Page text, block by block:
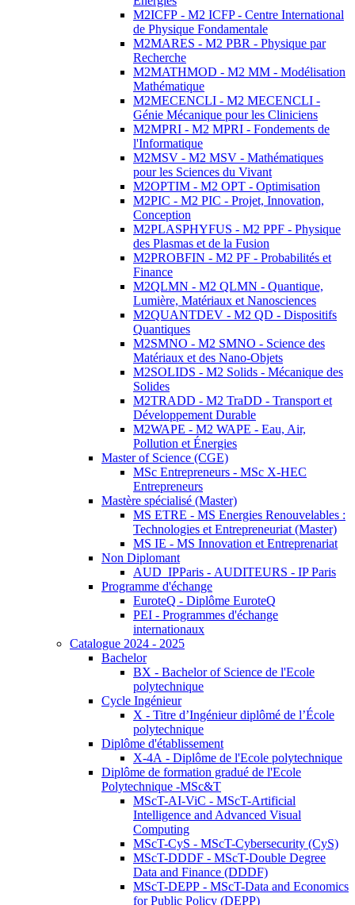
M2ICFP - M2 ICFP - Centre International
de Physique Fondamentale
M2MARES - M2 PBR - Physique par
Recherche
M2MATHMOD - M2 MM - Modélisation
Mathématique
M2MECENCLI - M2 MECENCLI -
Génie Mécanique pour les Cliniciens
M2MPRI - M2 MPRI - Fondements de
l'Informatique
M2MSV - M2 MSV - Mathématiques
pour les Sciences du Vivant
M2OPTIM - M2 OPT - Optimisation
M2PIC - M2 PIC - Projet, Innovation,
Conception
M2PLASPHYFUS - M2 PPF - Physique
des Plasmas et de la Fusion
M2PROBFIN - M2 PF - Probabilités et
Finance
M2QLMN - M2 QLMN - Quantique,
Lumière, Matériaux et Nanosciences
M2QUANTDEV - M2 QD - Dispositifs
Quantiques
M2SMNO - M2 SMNO - Science des
Matériaux et des Nano-Objets
M2SOLIDS - M2 Solids - Mécanique des
Solides
M2TRADD - M2 TraDD - Transport et
Développement Durable
M2WAPE - M2 WAPE - Eau, Air,
Pollution et Énergies
Master of Science (CGE)
MSc Entrepreneurs - MSc X-HEC
Entrepreneurs
Mastère spécialisé (Master)
MS ETRE - MS Energies Renouvelables :
Technologies et Entrepreneuriat (Master)
MS IE - MS Innovation et Entreprenariat
Non Diplomant
AUD_IPParis - AUDITEURS - IP Paris
Programme d'échange
EuroteQ - Diplôme EuroteQ
PEI - Programmes d'échange
internationaux
Catalogue 2024 - 2025
Bachelor
BX - Bachelor of Science de l'Ecole
polytechnique
Cycle Ingénieur
X - Titre d’Ingénieur diplômé de l’École
polytechnique
Diplôme d'établissement
X-4A - Diplôme de l'Ecole polytechnique
Diplôme de formation gradué de l'Ecole
Polytechnique -MSc&T
MScT-AI-ViC - MScT-Artificial
Intelligence and Advanced Visual
Computing
MScT-CyS - MScT-Cybersecurity (CyS)
MScT-DDDF - MScT-Double Degree
Data and Finance (DDDF)
MScT-DEPP - MScT-Data and Economics
for Public Policy (DEPP)